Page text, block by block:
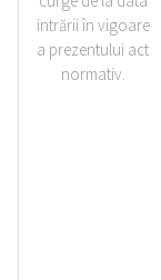
intrării în vigoare
a prezentului act
normativ.